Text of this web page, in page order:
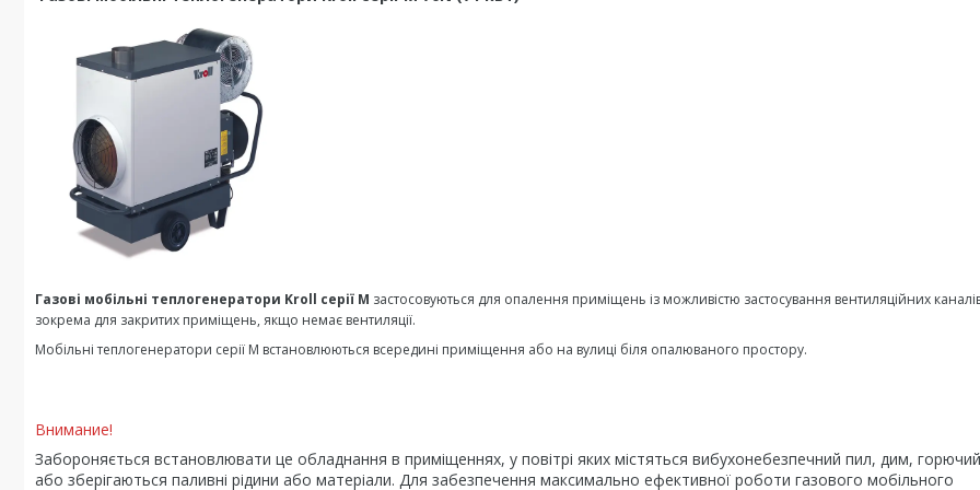
Газові мобільні теплогенератори Kroll серії M застосовуються для опалення приміщень із можливістю застосування вентиляційних
зокрема для закритих приміщень, якщо немає вентиляції.
Мобільні теплогенератори серії M встановлюються всередині приміщення або на вулиці біля опалюваного простору.
Внимание!
Забороняється встановлювати це обладнання в приміщеннях, у повітрі яких містяться вибухонебезпечний пил, дим,
або зберігаються паливні рідини або матеріали. Для забезпечення максимально ефективної роботи газового мобільного